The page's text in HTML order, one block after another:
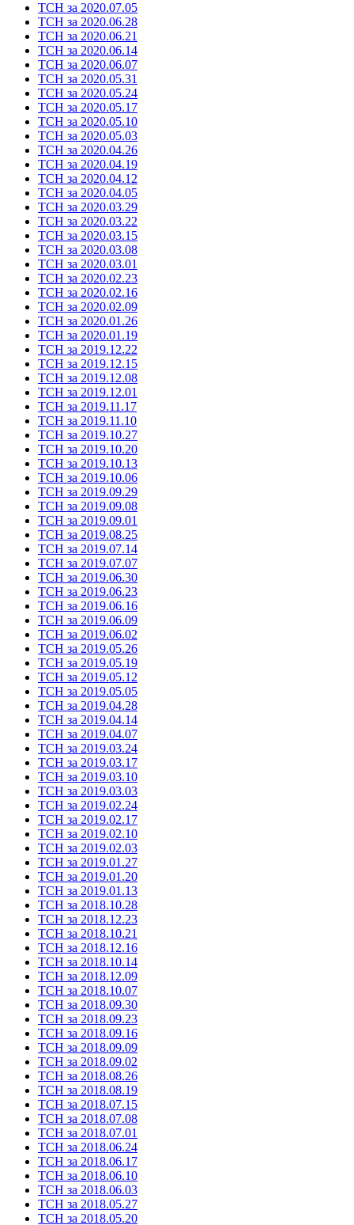
ТСН за 2020.07.05
ТСН за 2020.06.28
ТСН за 2020.06.21
ТСН за 2020.06.14
ТСН за 2020.06.07
ТСН за 2020.05.31
ТСН за 2020.05.24
ТСН за 2020.05.17
ТСН за 2020.05.10
ТСН за 2020.05.03
ТСН за 2020.04.26
ТСН за 2020.04.19
ТСН за 2020.04.12
ТСН за 2020.04.05
ТСН за 2020.03.29
ТСН за 2020.03.22
ТСН за 2020.03.15
ТСН за 2020.03.08
ТСН за 2020.03.01
ТСН за 2020.02.23
ТСН за 2020.02.16
ТСН за 2020.02.09
ТСН за 2020.01.26
ТСН за 2020.01.19
ТСН за 2019.12.22
ТСН за 2019.12.15
ТСН за 2019.12.08
ТСН за 2019.12.01
ТСН за 2019.11.17
ТСН за 2019.11.10
ТСН за 2019.10.27
ТСН за 2019.10.20
ТСН за 2019.10.13
ТСН за 2019.10.06
ТСН за 2019.09.29
ТСН за 2019.09.08
ТСН за 2019.09.01
ТСН за 2019.08.25
ТСН за 2019.07.14
ТСН за 2019.07.07
ТСН за 2019.06.30
ТСН за 2019.06.23
ТСН за 2019.06.16
ТСН за 2019.06.09
ТСН за 2019.06.02
ТСН за 2019.05.26
ТСН за 2019.05.19
ТСН за 2019.05.12
ТСН за 2019.05.05
ТСН за 2019.04.28
ТСН за 2019.04.14
ТСН за 2019.04.07
ТСН за 2019.03.24
ТСН за 2019.03.17
ТСН за 2019.03.10
ТСН за 2019.03.03
ТСН за 2019.02.24
ТСН за 2019.02.17
ТСН за 2019.02.10
ТСН за 2019.02.03
ТСН за 2019.01.27
ТСН за 2019.01.20
ТСН за 2019.01.13
ТСН за 2018.10.28
ТСН за 2018.12.23
ТСН за 2018.10.21
ТСН за 2018.12.16
ТСН за 2018.10.14
ТСН за 2018.12.09
ТСН за 2018.10.07
ТСН за 2018.09.30
ТСН за 2018.09.23
ТСН за 2018.09.16
ТСН за 2018.09.09
ТСН за 2018.09.02
ТСН за 2018.08.26
ТСН за 2018.08.19
ТСН за 2018.07.15
ТСН за 2018.07.08
ТСН за 2018.07.01
ТСН за 2018.06.24
ТСН за 2018.06.17
ТСН за 2018.06.10
ТСН за 2018.06.03
ТСН за 2018.05.27
ТСН за 2018.05.20